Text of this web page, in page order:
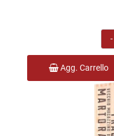
Agg. Carrello